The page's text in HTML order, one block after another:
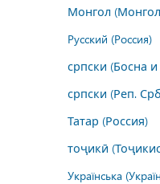
Монгол
Русский (Россия)
српски (Босна
српски (Реп.
Татар (Россия)
тоҷикӣ
Українська